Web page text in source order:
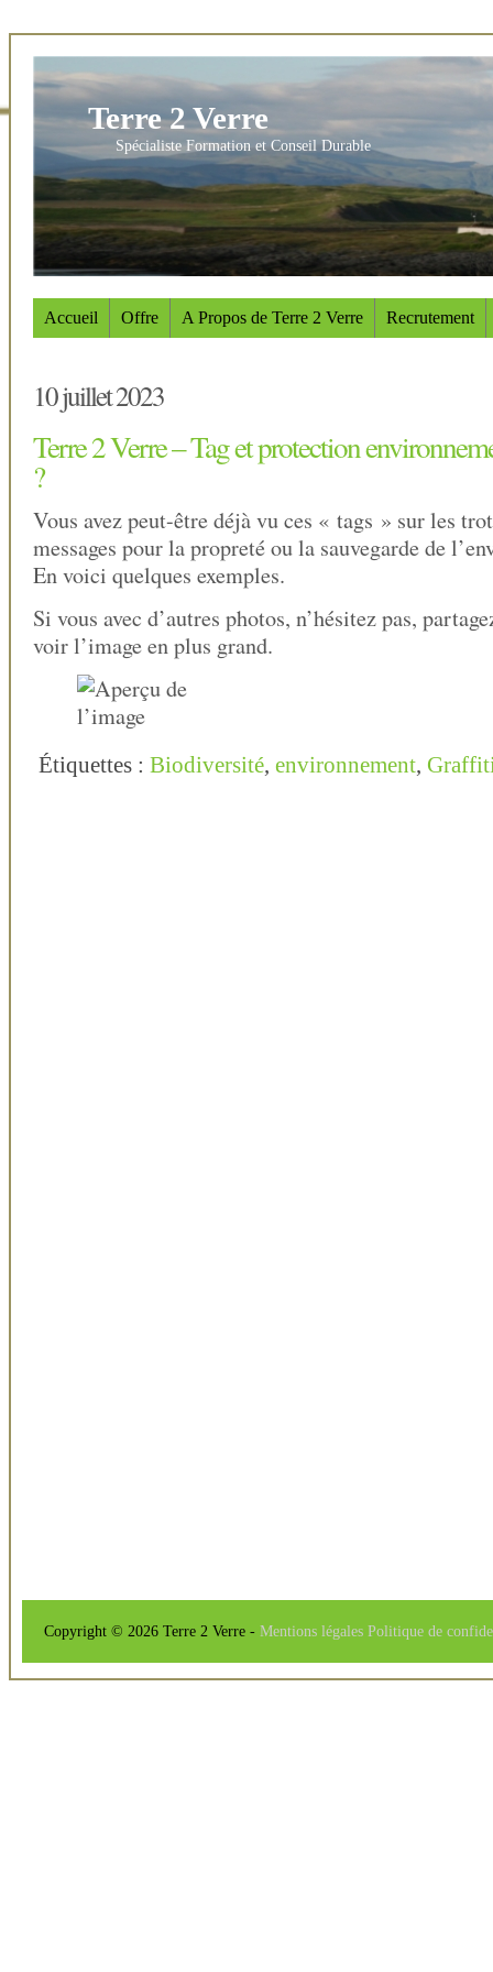
Terre 2 Verre
Spécialiste Formation et Conseil Durable
Accueil Offre A Propos de Terre 2 Verre Recrutement
10 juillet 2023
Terre 2 Verre – Tag et protection
?
Vous avez peut-être déjà vu ces « tags » sur les
messages pour la propreté ou la sauvegarde de
En voici quelques exemples.
Si vous avec d’autres photos, n’hésitez pas,
voir l’image en plus grand.
Étiquettes : Biodiversité, environnement,
Copyright © 2026 Terre 2 Verre - Mentions légales Politique de